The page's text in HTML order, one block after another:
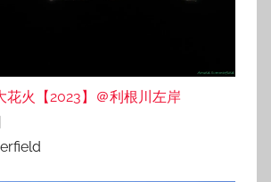
花火【2023】＠利根川左岸